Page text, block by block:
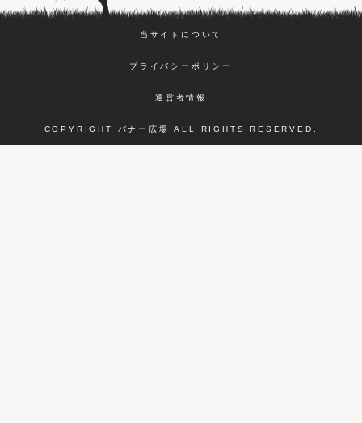
当サイトについて
プライバシーポリシー
運営者情報
COPYRIGHT バナー広場 ALL RIGHTS RESERVED.